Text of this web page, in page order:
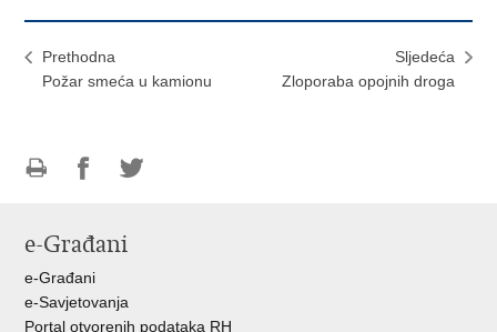
Prethodna
Požar smeća u kamionu
Sljedeća
Zloporaba opojnih droga
FacebookuTwitteru
e-Građani
e-Građani
e-Savjetovanja
Portal otvorenih podataka RH